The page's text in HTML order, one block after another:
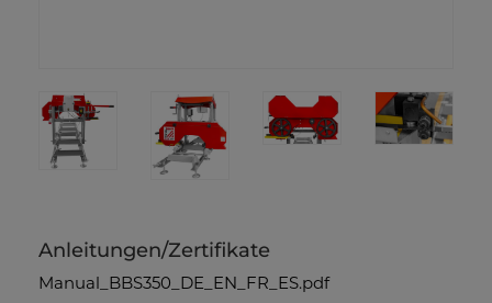
Anleitungen/Zertifikate
Manual_BBS350_DE_EN_FR_ES.pdf